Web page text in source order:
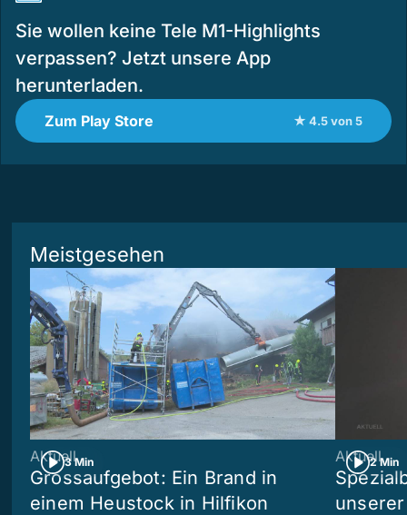
Sie wollen keine Tele M1-Highlights
verpassen? Jetzt unsere App
herunterladen.
Zum Play Store ★ 4.5 von 5
Meistgesehen
3 Min
Aktuell
Grossaufgebot: Ein Brand in
einem Heustock in Hilfikon
2 Min
Aktuell